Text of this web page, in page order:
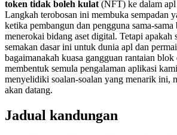
token tidak boleh kulat (NFT) ke dalam apl
Langkah terobosan ini membuka sempadan
ketika pembangun dan pengguna sama-sama
menerokai bidang aset digital. Tetapi apakah
semakan dasar ini untuk dunia apl dan
bagaimanakah kuasa gangguan rantaian blok
membentuk semula pengalaman aplikasi
menyelidiki soalan-soalan yang menarik ini,
akan datang.
Jadual kandungan